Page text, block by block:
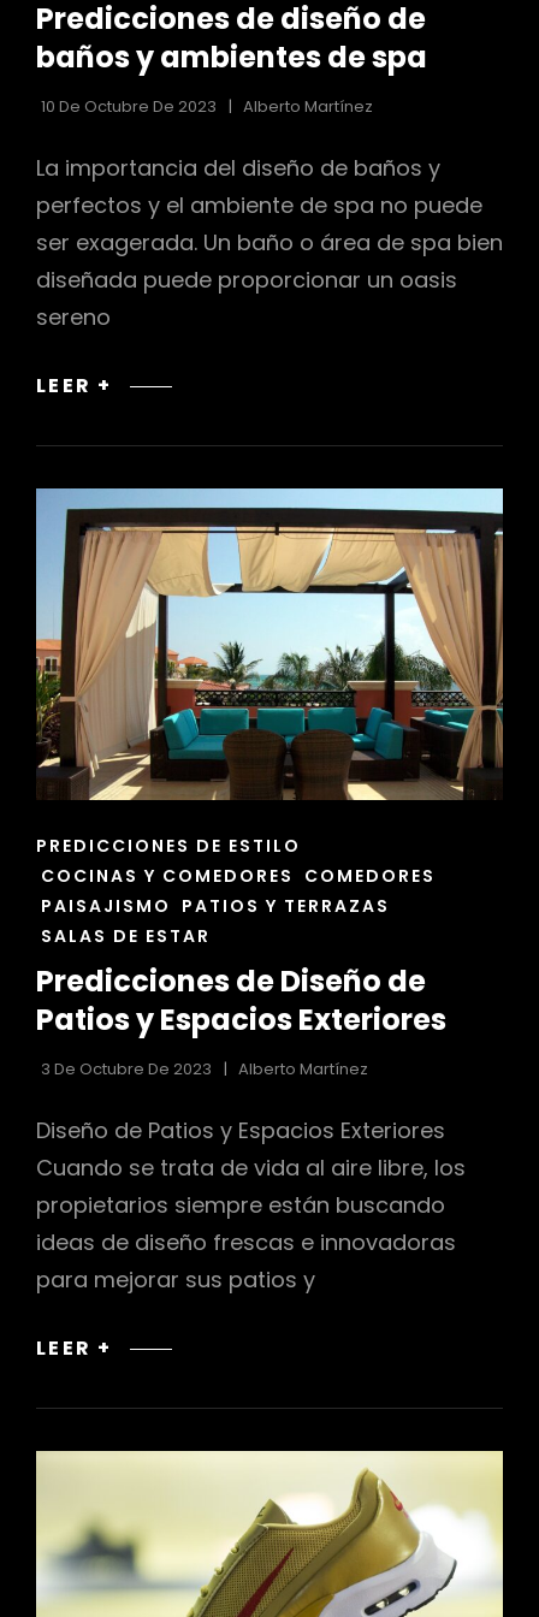
LAS
CATEGORÍAS
Predicciones de diseño de
baños y ambientes de spa
10 De Octubre De 2023 Alberto Martínez
La importancia del diseño de baños y
perfectos y el ambiente de spa no puede
ser exagerada. Un baño o área de spa bien
diseñada puede proporcionar un oasis
sereno
LEER +
PREDICCIONES
DISEÑO
BAÑOS
Y
AMBIENTES
DE
SPA
ENLACES
DE
LAS
CATEGORÍAS
PREDICCIONES DE ESTILO
COCINAS Y COMEDORES
COMEDORES
PAISAJISMO
PATIOS Y TERRAZAS
SALAS DE ESTAR
Predicciones de Diseño de
Patios y Espacios Exteriores
3 De Octubre De 2023 Alberto Martínez
Diseño de Patios y Espacios Exteriores
Cuando se trata de vida al aire libre, los
propietarios siempre están buscando
ideas de diseño frescas e innovadoras
para mejorar sus patios y
LEER +
PREDICCIONES
DISEÑO
ESPACIOS
EXTERIORES